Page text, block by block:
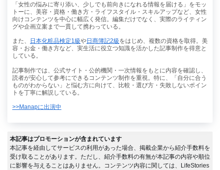
「女性の悩みに寄り添い、少しでも前向きになれる情報を届ける」をモッ
トーに、美容・資格・働き方・ライフスタイル・スキルアップなど、女性
向けコンテンツを中心に幅広く発信。編集だけでなく、実際のライティン
グや企画立案まで一貫して携わっている。
また、 日本化粧品検定1級や日商簿記2級をはじめ、複数の資格を取得。美
容・お金・働き方など、実生活に役立つ知識を活かした記事制作を得意と
している。
記事制作では、公式サイト・公的機関・一次情報をもとに内容を確認し、
読者が安心して参考にできるコンテンツ制作を重視。特に、「自分に合う
ものがわからない」と悩む方に向けて、比較・選び方・失敗しないポイン
トを丁寧に解説している。
>>Manapに出演中
本記事はプロモーションが含まれています
本記事を経由してサービスの利用があった場合、掲載企業から紹介手数料を
受け取ることがあります。ただし、紹介手数料の有無が本記事の内容や順位
に影響を与えることはありません。コンテンツ内容に関しては、LifeStories